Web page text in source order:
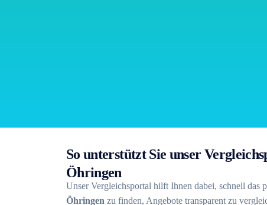
So unterstützt Sie unser
Öhringen
Unser Vergleichsportal hilft Ihnen dabei, schnell das
Öhringen zu finden, Angebote transparent zu